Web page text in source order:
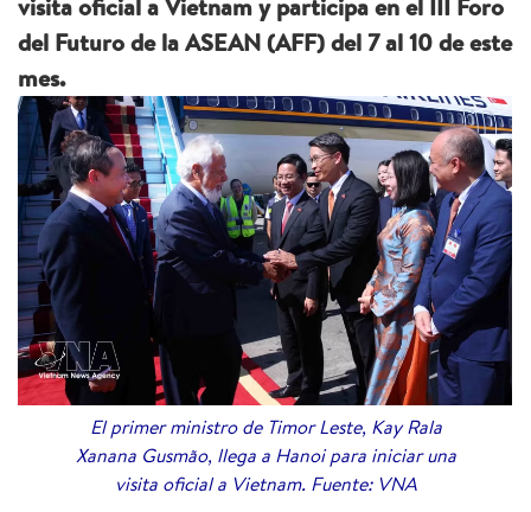
visita oficial a Vietnam y participa en el III Foro
del Futuro de la ASEAN (AFF) del 7 al 10 de este
mes.
El primer ministro de Timor Leste, Kay Rala
Xanana Gusmão, llega a Hanoi para iniciar una
visita oficial a Vietnam. Fuente: VNA